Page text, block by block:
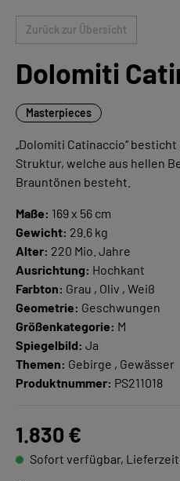
Zurück zur Übersicht
Dolomiti
Masterpieces
„Dolomiti Catinaccio“
Struktur, welche aus hellen
Brauntönen besteht.
Maße: 169 x 56 cm
Gewicht: 29.6 kg
Alter: 220 Mio. Jahre
Ausrichtung: Hochkant
Farbton: Grau , Oliv , Weiß
Geometrie: Geschwungen
Größenkategorie: M
Spiegelbild: Ja
Themen: Gebirge , Gewässer
Produktnummer: PS211018
1.830 €
Sofort verfügbar,